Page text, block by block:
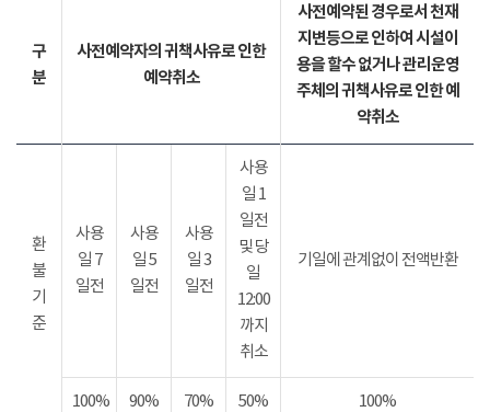
구
분
사전예약자의 귀책사유로 인한
예약취소
사전예약된 경우로서 천재
지변등으로 인하여 시설이
용을 할수 없거나 관리운영
주체의 귀책사유로 인한 예
약취소
환
불
기
준
사용
일 7
일전
사용
일 5
일전
사용
일 3
일전
사용
일 1
일전
및 당
일
12:00
까지
취소
기일에 관계없이 전액반환
100% 90% 70% 50% 100%